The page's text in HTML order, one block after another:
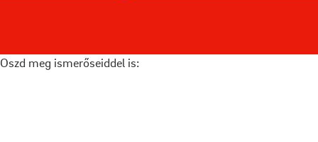
Oszd meg ismerőseiddel is: